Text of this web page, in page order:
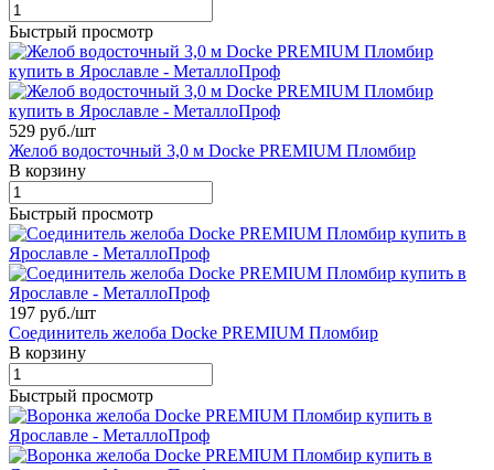
Быстрый просмотр
529 руб./шт
Желоб водосточный 3,0 м Docke PREMIUM Пломбир
В корзину
Быстрый просмотр
197 руб./шт
Соединитель желоба Docke PREMIUM Пломбир
В корзину
Быстрый просмотр